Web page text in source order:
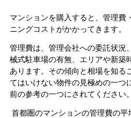
マンションを購入すると、管理費
ニングコストがかかってきます。
管理費は、管理会社への委託状況
械式駐車場の有無、エリアや新築
あります。その傾向と相場を知る
てはいけない物件の見極めの一つ
前の参考の一つにされてください。
首都圏のマンションの管理費の平